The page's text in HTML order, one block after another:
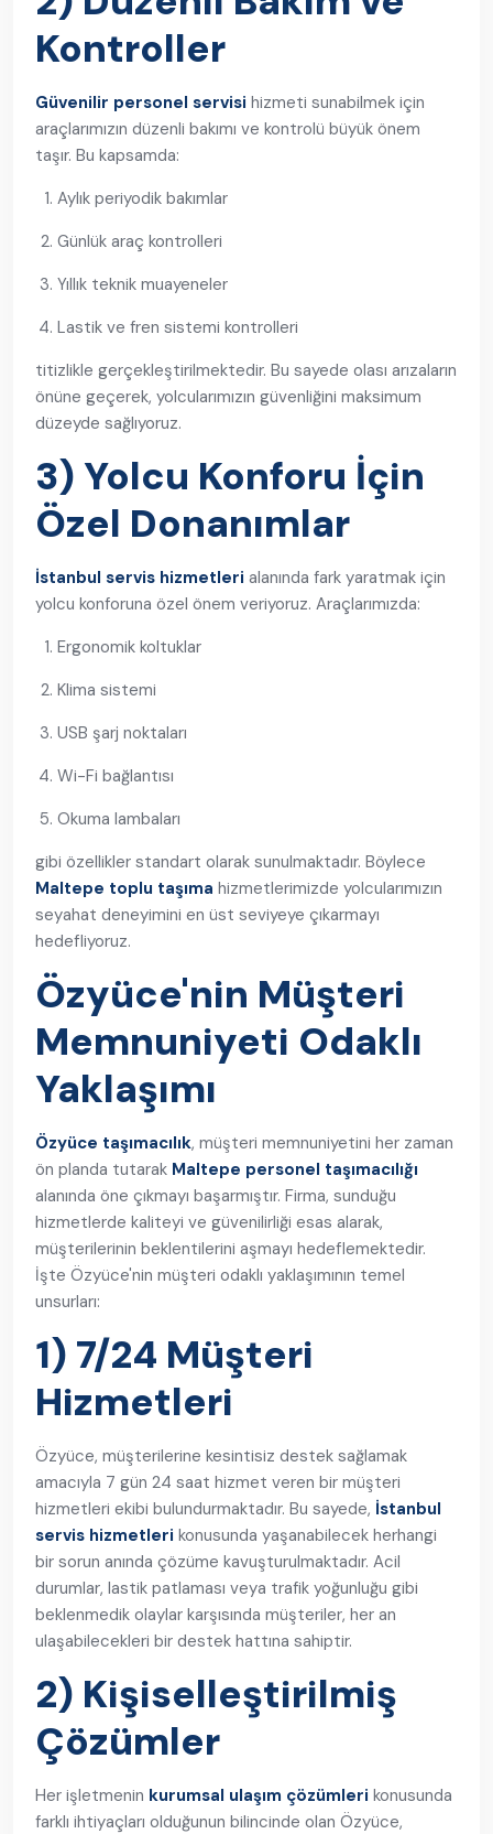
Kontroller
Güvenilir personel servisi hizmeti sunabilmek için
araçlarımızın düzenli bakımı ve kontrolü büyük önem
taşır. Bu kapsamda:
Aylık periyodik bakımlar
Günlük araç kontrolleri
Yıllık teknik muayeneler
Lastik ve fren sistemi kontrolleri
titizlikle gerçekleştirilmektedir. Bu sayede olası arızaların
önüne geçerek, yolcularımızın güvenliğini maksimum
düzeyde sağlıyoruz.
3) Yolcu Konforu İçin
Özel Donanımlar
İstanbul servis hizmetleri alanında fark yaratmak için
yolcu konforuna özel önem veriyoruz. Araçlarımızda:
Ergonomik koltuklar
Klima sistemi
USB şarj noktaları
Wi-Fi bağlantısı
Okuma lambaları
gibi özellikler standart olarak sunulmaktadır. Böylece
Maltepe toplu taşıma hizmetlerimizde yolcularımızın
seyahat deneyimini en üst seviyeye çıkarmayı
hedefliyoruz.
Özyüce'nin Müşteri
Memnuniyeti Odaklı
Yaklaşımı
Özyüce taşımacılık, müşteri memnuniyetini her zaman
ön planda tutarak Maltepe personel taşımacılığı
alanında öne çıkmayı başarmıştır. Firma, sunduğu
hizmetlerde kaliteyi ve güvenilirliği esas alarak,
müşterilerinin beklentilerini aşmayı hedeflemektedir.
İşte Özyüce'nin müşteri odaklı yaklaşımının temel
unsurları:
1) 7/24 Müşteri
Hizmetleri
Özyüce, müşterilerine kesintisiz destek sağlamak
amacıyla 7 gün 24 saat hizmet veren bir müşteri
hizmetleri ekibi bulundurmaktadır. Bu sayede, İstanbul
servis hizmetleri konusunda yaşanabilecek herhangi
bir sorun anında çözüme kavuşturulmaktadır. Acil
durumlar, lastik patlaması veya trafik yoğunluğu gibi
beklenmedik olaylar karşısında müşteriler, her an
ulaşabilecekleri bir destek hattına sahiptir.
2) Kişiselleştirilmiş
Çözümler
Her işletmenin kurumsal ulaşım çözümleri konusunda
farklı ihtiyaçları olduğunun bilincinde olan Özyüce,